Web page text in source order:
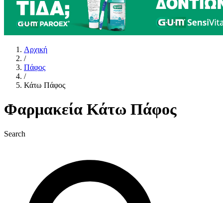
Αρχική
/
Πάφος
/
Κάτω Πάφος
Φαρμακεία Κάτω Πάφος
Search